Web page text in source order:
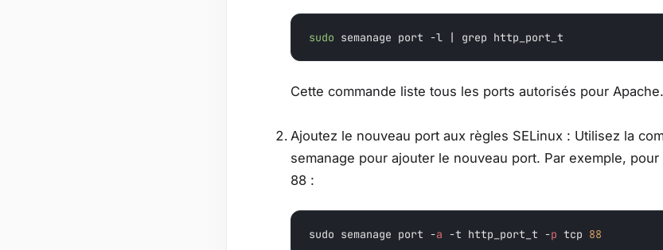
sudo semanage port -l | grep http_port_t
Cette commande liste tous les ports autorisés pour Apache.
Ajoutez le nouveau port aux règles SELinux : Utilisez la
semanage pour ajouter le nouveau port. Par exemple,
88 :
sudo semanage port -a -t http_port_t -p tcp 88